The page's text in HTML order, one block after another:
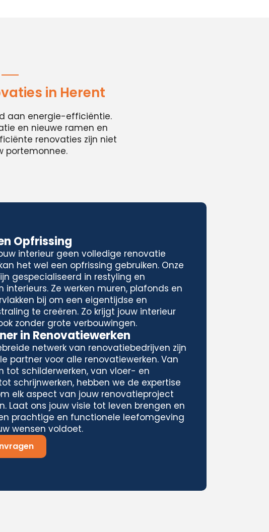
in Herent
aan energie-efficiëntie.
en nieuwe ramen en
renovaties zijn niet
portemonnee.
Opfrissing
interieur geen volledige renovatie
het wel een opfrissing gebruiken. Onze
gespecialiseerd in restyling en
interieurs. Ze werken muren, plafonds en
bij om een eigentijdse en
te creëren. Zo krijgt jouw interieur
zonder grote verbouwingen.
in Renovatiewerken
netwerk van renovatiebedrijven zijn
partner voor alle renovatiewerken. Van
tot schilderwerken, van vloer- en
schrijnwerken, hebben we de expertise
elk aspect van jouw renovatieproject
Laat ons jouw visie tot leven brengen en
prachtige en functionele leefomgeving
wensen voldoet.